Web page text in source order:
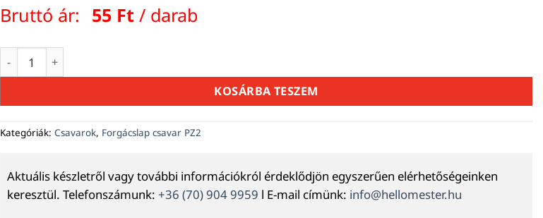
Bruttó ár: 55 Ft / darab
Forgácslap csavar PZ2 6,0 x 140 mennyiség
KOSÁRBA TESZEM
Kategóriák: Csavarok, Forgácslap csavar PZ2
Aktuális készletről vagy további információkról érdeklődjön egyszerűen elérhetőségeinken
keresztül. Telefonszámunk: +36 (70) 904 9959 l E-mail címünk: info@hellomester.hu